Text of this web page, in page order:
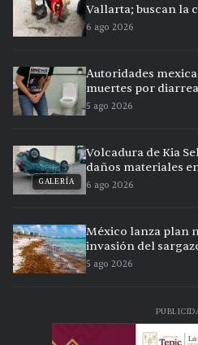
Vallarta; buscan la
6 ago 2026
Autoridades
muertes por diarrea
5 ago 2026
GALERÍA
Volcadura de Kia
daños materiales
6 ago 2026
México lanza plan
invasión del
5 ago 2026